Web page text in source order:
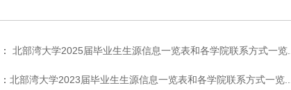
北部湾大学2025届毕业生生源信息一览表和各学院联系方式一览...
北部湾大学2023届毕业生生源信息一览表和各学院联系方式一览...